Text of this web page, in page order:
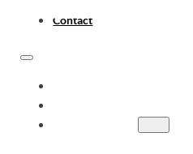
Contact